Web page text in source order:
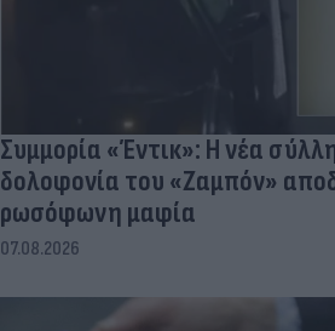
Συμμορία «Έντικ»: Η νέα
δολοφονία του «Ζαμπόν»
ρωσόφωνη μαφία